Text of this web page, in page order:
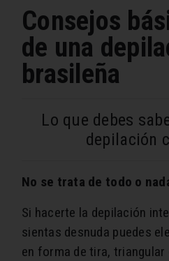
Consejos
de una
brasileña
Lo que debes
depilación
No se trata de todo o
Si hacerte la depilación
sientas desnuda puedes
en forma de tira, triangular